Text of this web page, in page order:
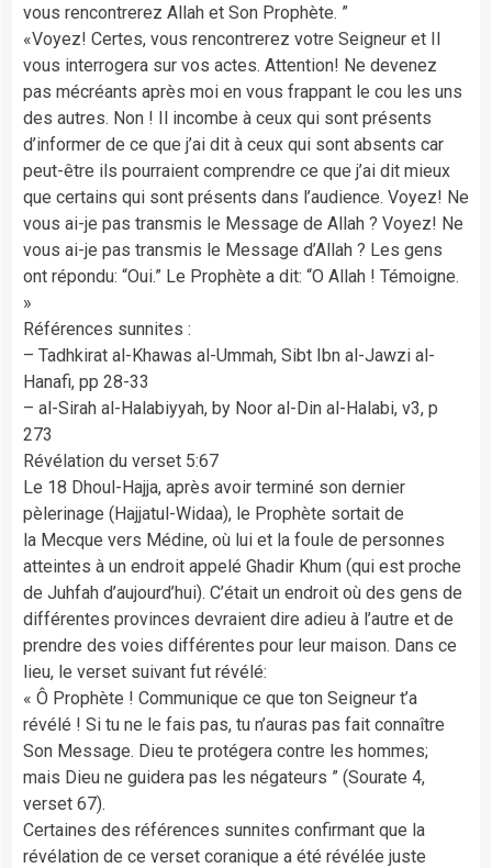
vous rencontrerez Allah et Son Prophète. ”
«Voyez! Certes, vous rencontrerez votre Seigneur et Il
vous interrogera sur vos actes. Attention! Ne devenez
pas mécréants après moi en vous frappant le cou les uns
des autres. Non ! Il incombe à ceux qui sont présents
d’informer de ce que j’ai dit à ceux qui sont absents car
peut-être ils pourraient comprendre ce que j’ai dit mieux
que certains qui sont présents dans l’audience. Voyez! Ne
vous ai-je pas transmis le Message de Allah ? Voyez! Ne
vous ai-je pas transmis le Message d’Allah ? Les gens
ont répondu: “Oui.” Le Prophète a dit: “O Allah ! Témoigne.
»
Références sunnites :
– Tadhkirat al-Khawas al-Ummah, Sibt Ibn al-Jawzi al-
Hanafi, pp 28-33
– al-Sirah al-Halabiyyah, by Noor al-Din al-Halabi, v3, p
273
Révélation du verset 5:67
Le 18 Dhoul-Hajja, après avoir terminé son dernier
pèlerinage (Hajjatul-Widaa), le Prophète sortait de
la Mecque vers Médine, où lui et la foule de personnes
atteintes à un endroit appelé Ghadir Khum (qui est proche
de Juhfah d’aujourd’hui). C’était un endroit où des gens de
différentes provinces devraient dire adieu à l’autre et de
prendre des voies différentes pour leur maison. Dans ce
lieu, le verset suivant fut révélé:
« Ô Prophète ! Communique ce que ton Seigneur t’a
révélé ! Si tu ne le fais pas, tu n’auras pas fait connaître
Son Message. Dieu te protégera contre les hommes;
mais Dieu ne guidera pas les négateurs ” (Sourate 4,
verset 67).
Certaines des références sunnites confirmant que la
révélation de ce verset coranique a été révélée juste